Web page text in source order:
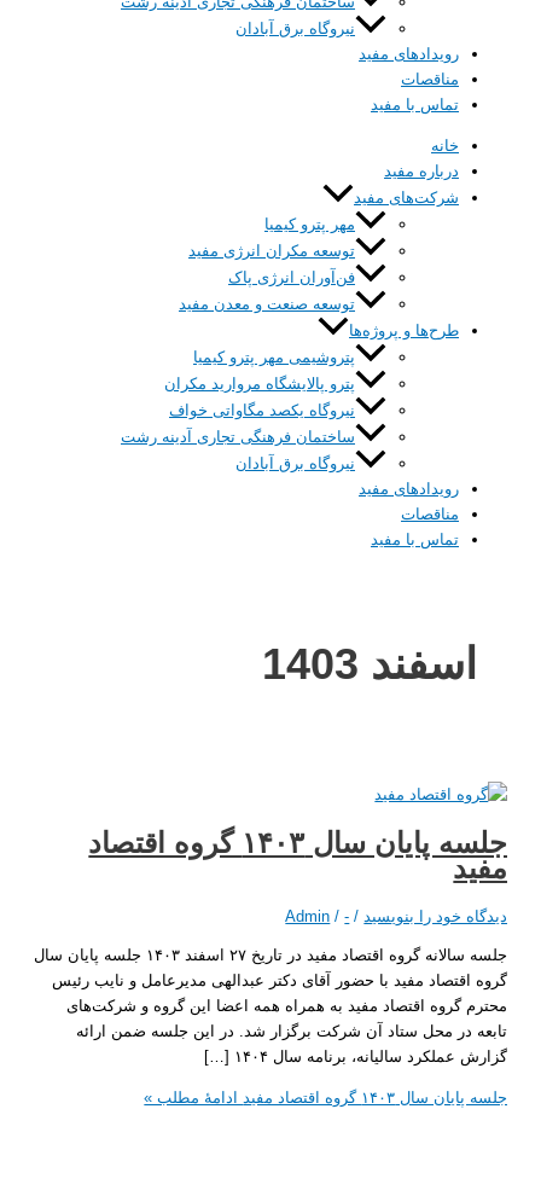
نیروگاه برق آبادان
رویداد‌های مفید
مناقصات
تماس با مفید
درباره‌ مفید
شرکت‌های مفید
مهر پترو کیمیا
توسعه مکران انرژی مفید
فن‌آوران انرژی پاک
توسعه صنعت و معدن مفید
طرح‌ها و پروژه‌ها
پتروشیمی مهر پترو کیمیا
پترو پالایشگاه مروارید مکران
نیروگاه یکصد مگاواتی خواف
ساختمان فرهنگی تجاری آدینه رشت
نیروگاه برق آبادان
رویداد‌های مفید
مناقصات
تماس با مفید
1403
جلسه پایان سال ۱۴۰۳ گروه اقتصاد
خود را بنویسید /
-
/
Admin
جلسه سالانه گروه اقتصاد مفید در تاریخ ۲۷ اسفند ۱۴۰۳ جلسه پایان سال
مفید با حضور آقای دکتر عبدالهی مدیرعامل و نایب رئیس
گروه اقتصاد مفید به همراه همه اعضا این گروه و شرکت‌های
در محل ستاد آن شرکت برگزار شد. در این جلسه ضمن ارائه
سالیانه، برنامه سال ۱۴۰۴ […]
۱۴۰۳ گروه اقتصاد مفید ادامۀ مطلب »